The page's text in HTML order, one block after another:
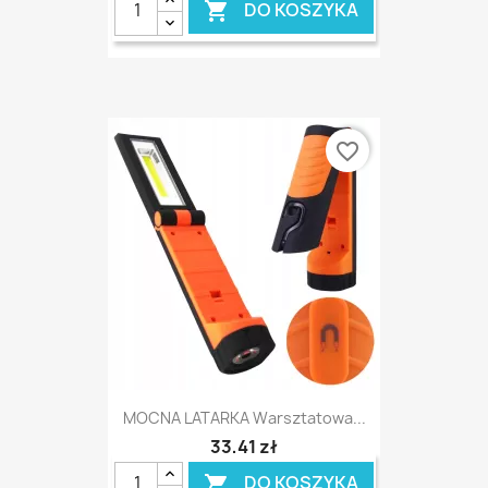
 DO KOSZYKA
MOCNA LATARKA Warsztatowa...
33,41 zł
DO KOSZYKA
favorite_border